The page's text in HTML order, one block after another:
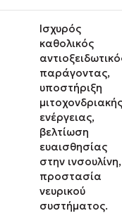
Ισχυρός
καθολικός
παράγοντας,
υποστήριξη
μιτοχονδριακής
ενέργειας,
βελτίωση
ευαισθησίας
στην ινσουλίνη,
προστασία
νευρικού
συστήματος.